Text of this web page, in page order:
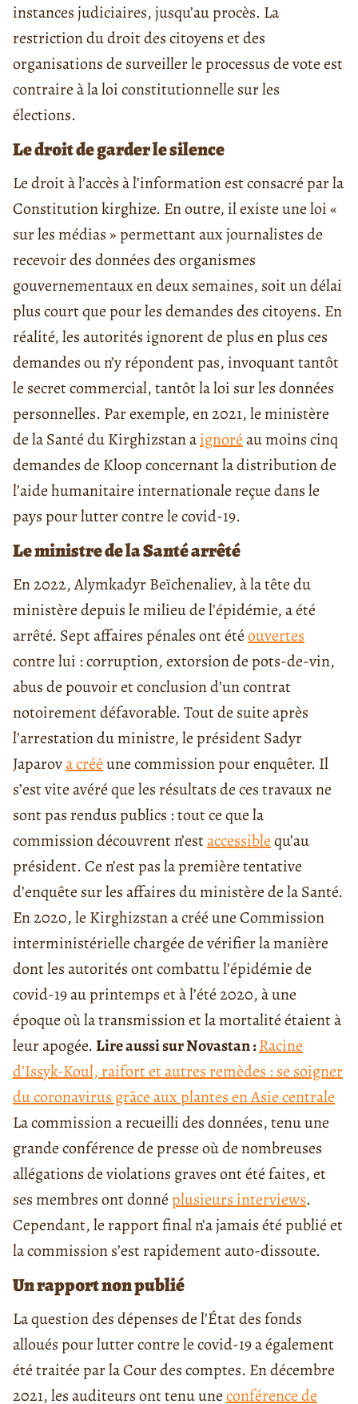
instances judiciaires, jusqu’au procès. La
restriction du droit des citoyens et des
organisations de surveiller le processus de vote est
contraire à la loi constitutionnelle sur les
élections.
Le droit de garder le silence
Le droit à l’accès à l’information est consacré par la
Constitution kirghize. En outre, il existe une loi «
sur les médias » permettant aux journalistes de
recevoir des données des organismes
gouvernementaux en deux semaines, soit un délai
plus court que pour les demandes des citoyens. En
réalité, les autorités ignorent de plus en plus ces
demandes ou n’y répondent pas, invoquant tantôt
le secret commercial, tantôt la loi sur les données
personnelles. Par exemple, en 2021, le ministère
de la Santé du Kirghizstan aignoréau moins cinq
demandes de Kloop concernant la distribution de
l’aide humanitaire internationale reçue dans le
pays pour lutter contre le covid-19.
Le ministre de la Santé arrêté
En 2022, Alymkadyr Beïchenaliev, à la tête du
ministère depuis le milieu de l’épidémie, a été
arrêté. Sept affaires pénales ont étéouvertes
contre lui : corruption, extorsion de pots-de-vin,
abus de pouvoir et conclusion d’un contrat
notoirement défavorable. Tout de suite après
l’arrestation du ministre, le président Sadyr
Japarova crééune commission pour enquêter. Il
s’est vite avéré que les résultats de ces travaux ne
sont pas rendus publics : tout ce que la
commission découvrent n’estaccessiblequ’au
président. Ce n’est pas la première tentative
d’enquête sur les affaires du ministère de la Santé.
En 2020, le Kirghizstan a créé une Commission
interministérielle chargée de vérifier la manière
dont les autorités ont combattu l’épidémie de
covid-19 au printemps et à l’été 2020, à une
époque où la transmission et la mortalité étaient à
leur apogée. Lire aussi sur Novastan :Racine
d’Issyk-Koul, raifort et autres remèdes : se soigner
du coronavirus grâce aux plantes en Asie centrale
La commission a recueilli des données, tenu une
grande conférence de presse où de nombreuses
allégations de violations graves ont été faites, et
ses membres ont donnéplusieurs interviews.
Cependant, le rapport final n’a jamais été publié et
la commission s’est rapidement auto-dissoute.
Un rapport non publié
La question des dépenses de l’État des fonds
alloués pour lutter contre le covid-19 a également
été traitée par la Cour des comptes. En décembre
2021, les auditeurs ont tenu uneconférence de